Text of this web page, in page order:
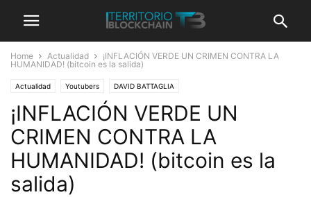
Home Actualidad
¡INFLACIÓN VERDE UN CRIMEN CONTRA LA
HUMANIDAD! (bitcoin es la salida)
Actualidad Youtubers DAVID BATTAGLIA
¡INFLACIÓN VERDE UN
CRIMEN CONTRA LA
HUMANIDAD! (bitcoin es la
salida)